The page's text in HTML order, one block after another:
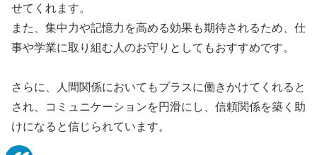
せてくれます。
また、集中力や記憶力を高める効果も期待されるため、仕
事や学業に取り組む人のお守りとしてもおすすめです。
さらに、人間関係においてもプラスに働きかけてくれると
され、コミュニケーションを円滑にし、信頼関係を築く助
けになると信じられています。